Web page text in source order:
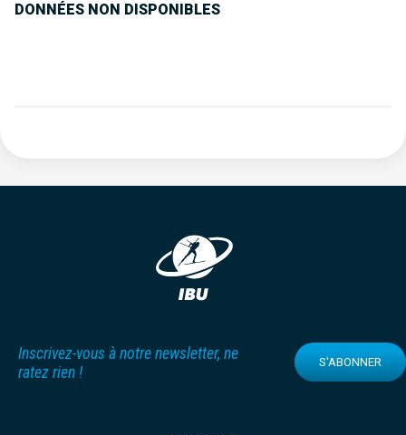
DONNÉES NON DISPONIBLES
Inscrivez-vous à notre newsletter, ne
ratez rien !
S'ABONNER